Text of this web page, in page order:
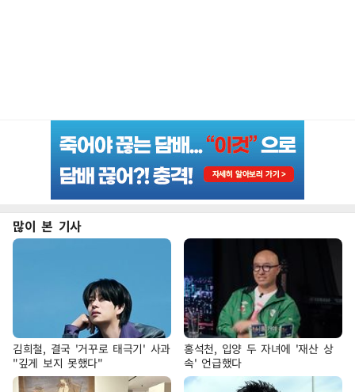
많이 본 기사
김희철, 결국 '거꾸로 태극기' 사과
"깊게 보지 못했다"
홍석천, 입양 두 자녀에 '재산 상
속' 언급했다